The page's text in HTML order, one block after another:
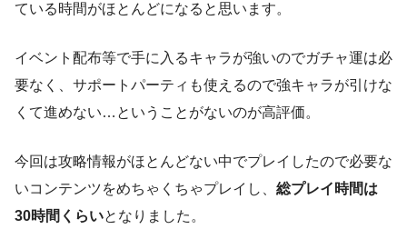
ている時間がほとんどになると思います。
イベント配布等で手に入るキャラが強いのでガチャ運は必
要なく、サポートパーティも使えるので強キャラが引けな
くて進めない…ということがないのが高評価。
今回は攻略情報がほとんどない中でプレイしたので必要な
いコンテンツをめちゃくちゃプレイし、 総プレイ時間は
30時間くらいとなりました。